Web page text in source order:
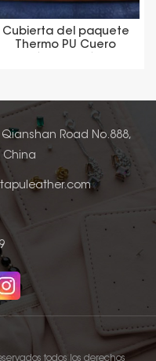
Cubierta del paquete
Thermo PU Cuero
Road No.888,
China
todos los derechos